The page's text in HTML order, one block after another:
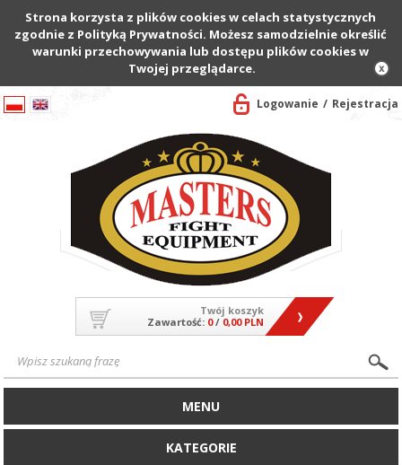
Strona korzysta z plików cookies w celach statystycznych
zgodnie z Polityką Prywatności. Możesz samodzielnie określić
warunki przechowywania lub dostępu plików cookies w
Twojej przeglądarce.
Logowanie Rejestracja
Twój koszyk
Zawartość: 0/ 0,00 PLN
MENU
KATEGORIE